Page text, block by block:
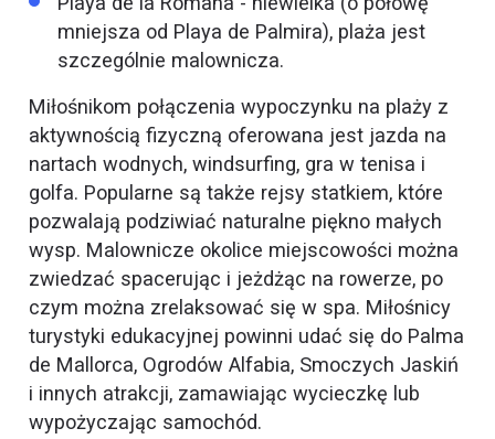
mniejsza od Playa de Palmira), plaża jest
szczególnie malownicza.
Miłośnikom połączenia wypoczynku na plaży z
aktywnością fizyczną oferowana jest jazda na
nartach wodnych, windsurfing, gra w tenisa i
golfa. Popularne są także rejsy statkiem, które
pozwalają podziwiać naturalne piękno małych
wysp. Malownicze okolice miejscowości można
zwiedzać spacerując i jeżdżąc na rowerze, po
czym można zrelaksować się w spa. Miłośnicy
turystyki edukacyjnej powinni udać się do Palma
de Mallorca, Ogrodów Alfabia, Smoczych Jaskiń
i innych atrakcji, zamawiając wycieczkę lub
wypożyczając samochód.